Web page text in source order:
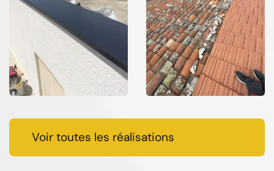
Voir toutes les réalisations